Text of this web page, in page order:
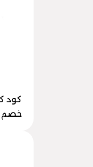
خصم 35% الآن | وادي الكوبونات